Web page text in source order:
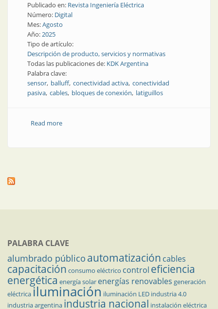
Publicado en: Revista Ingeniería Eléctrica
Número: Digital
Mes:Agosto
Año:2025
Tipo de artículo:
Descripción de producto, servicios y normativas
Todas las publicaciones de: KDK Argentina
Palabra clave:
sensor balluff conectividad activa conectividad
pasiva cables bloques de conexión latiguillos
Read moreabout Soluciones confiables de conectividad
PALABRA CLAVE
alumbrado público automatización cables
capacitación consumo eléctrico control eficiencia
energética energía solar energías renovables generación
eléctricailuminación iluminación LED industria 4.0
industria argentina industria nacional instalación eléctrica